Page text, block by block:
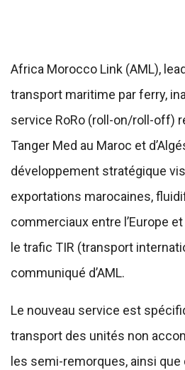
Africa Morocco Link (AML),
transport maritime par ferry,
service RoRo (roll-on/roll-off)
Tanger Med au Maroc et
développement stratégique
exportations marocaines,
commerciaux entre l’Europe
le trafic TIR (transport
communiqué d’AML.
Le nouveau service est
transport des unités non
les semi-remorques, ainsi